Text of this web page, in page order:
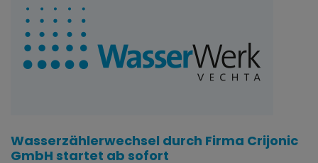
Wasserzählerwechsel durch Firma Crijonic
GmbH startet ab sofort